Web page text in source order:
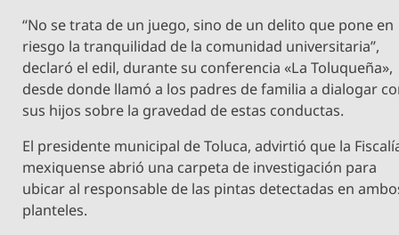
“No se trata de un juego, sino de un delito que pone en
riesgo la tranquilidad de la comunidad universitaria”,
declaró el edil, durante su conferencia «La Toluqueña»,
desde donde llamó a los padres de familia a dialogar
sus hijos sobre la gravedad de estas conductas.
El presidente municipal de Toluca, advirtió que la
mexiquense abrió una carpeta de investigación para
ubicar al responsable de las pintas detectadas en
planteles.